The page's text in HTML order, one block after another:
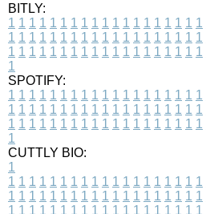
BITLY:
1 1 1 1 1 1 1 1 1 1 1 1 1 1 1 1 1 1 1
1 1 1 1 1 1 1 1 1 1 1 1 1 1 1 1 1 1 1
1 1 1 1 1 1 1 1 1 1 1 1 1 1 1 1 1 1 1
1
SPOTIFY:
1 1 1 1 1 1 1 1 1 1 1 1 1 1 1 1 1 1 1
1 1 1 1 1 1 1 1 1 1 1 1 1 1 1 1 1 1 1
1 1 1 1 1 1 1 1 1 1 1 1 1 1 1 1 1 1 1
1
CUTTLY BIO:
1
1 1 1 1 1 1 1 1 1 1 1 1 1 1 1 1 1 1 1
1 1 1 1 1 1 1 1 1 1 1 1 1 1 1 1 1 1 1
1 1 1 1 1 1 1 1 1 1 1 1 1 1 1 1 1 1 1